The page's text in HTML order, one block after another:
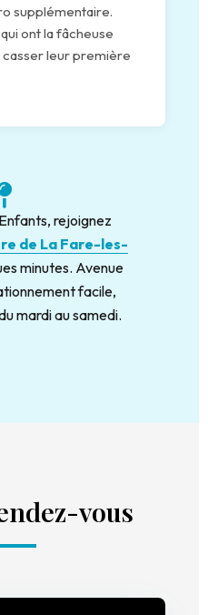
supplémentaire.
ont la fâcheuse
leur première
rejoignez
de La Fare-les-
minutes. Avenue
facile,
mardi au samedi.
vous